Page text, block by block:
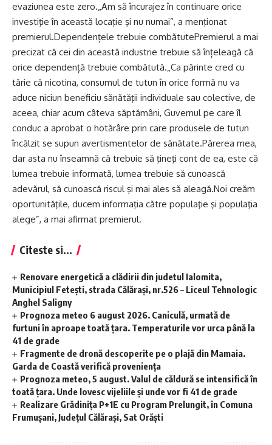
evaziunea este zero.„Am să încurajez în continuare orice
investiţie în această locaţie şi nu numai”, a menţionat
premierul.Dependențele trebuie combătutePremierul a mai
precizat că cei din această industrie trebuie să înțeleagă că
orice dependență trebuie combătută.„Ca părinte cred cu
tărie că nicotina, consumul de tutun în orice formă nu va
aduce niciun beneficiu sănătăţii individuale sau colective, de
aceea, chiar acum câteva săptămâni, Guvernul pe care îl
conduc a aprobat o hotărâre prin care produsele de tutun
încălzit se supun avertismentelor de sănătate.Părerea mea,
dar asta nu înseamnă că trebuie să ţineţi cont de ea, este că
lumea trebuie informată, lumea trebuie să cunoască
adevărul, să cunoască riscul şi mai ales să aleagă.Noi creăm
oportunităţile, ducem informaţia către populaţie şi populaţia
alege”, a mai afirmat premierul.
Citeste si...
Renovare energetică a clădirii din judetul Ialomita,
Municipiul Fetești, strada Călărași, nr.526 – Liceul Tehnologic
Anghel Saligny
Prognoza meteo 6 august 2026. Caniculă, urmată de
furtuni în aproape toată țara. Temperaturile vor urca până la
41 de grade
Fragmente de dronă descoperite pe o plajă din Mamaia.
Garda de Coastă verifică proveniența
Prognoza meteo, 5 august. Valul de căldură se intensifică în
toată țara. Unde lovesc vijeliile și unde vor fi 41 de grade
Realizare Grădinița P+1E cu Program Prelungit, în Comuna
Frumușani, Județul Călărași, Sat Orăști